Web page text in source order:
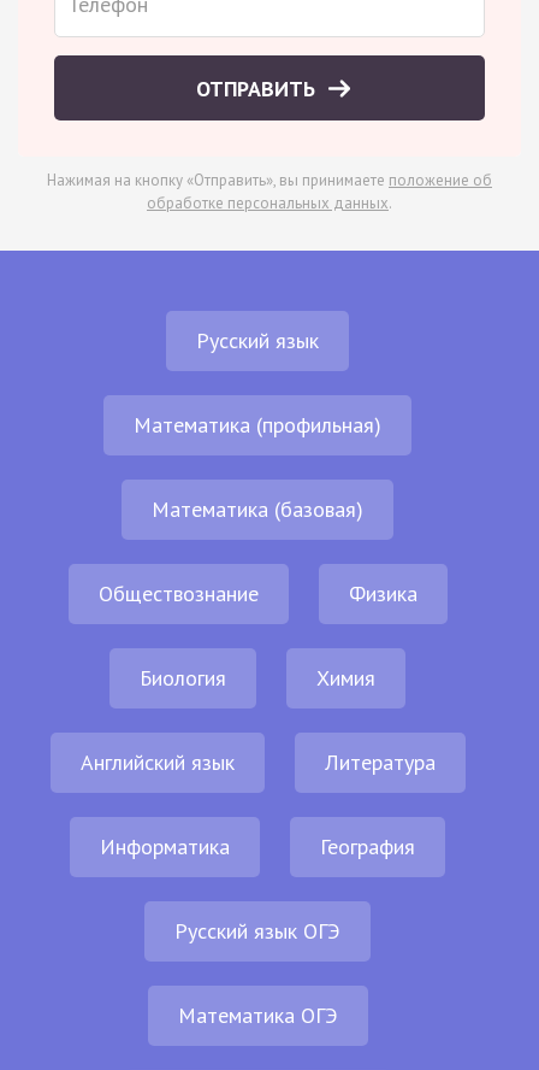
ОТПРАВИТЬ
Нажимая на кнопку «Отправить», вы принимаете положение об
обработке персональных данных.
Русский язык
Математика (профильная)
Математика (базовая)
Обществознание Физика
Биология Химия
Английский язык Литература
Информатика География
Русский язык ОГЭ
Математика ОГЭ